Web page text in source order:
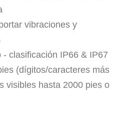
vibraciones y
- clasificación IP66 & IP67
(dígitos/caracteres más
visibles hasta 2000 pies o